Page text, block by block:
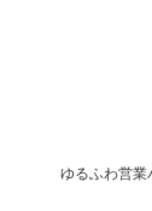
ゆるふわ営業